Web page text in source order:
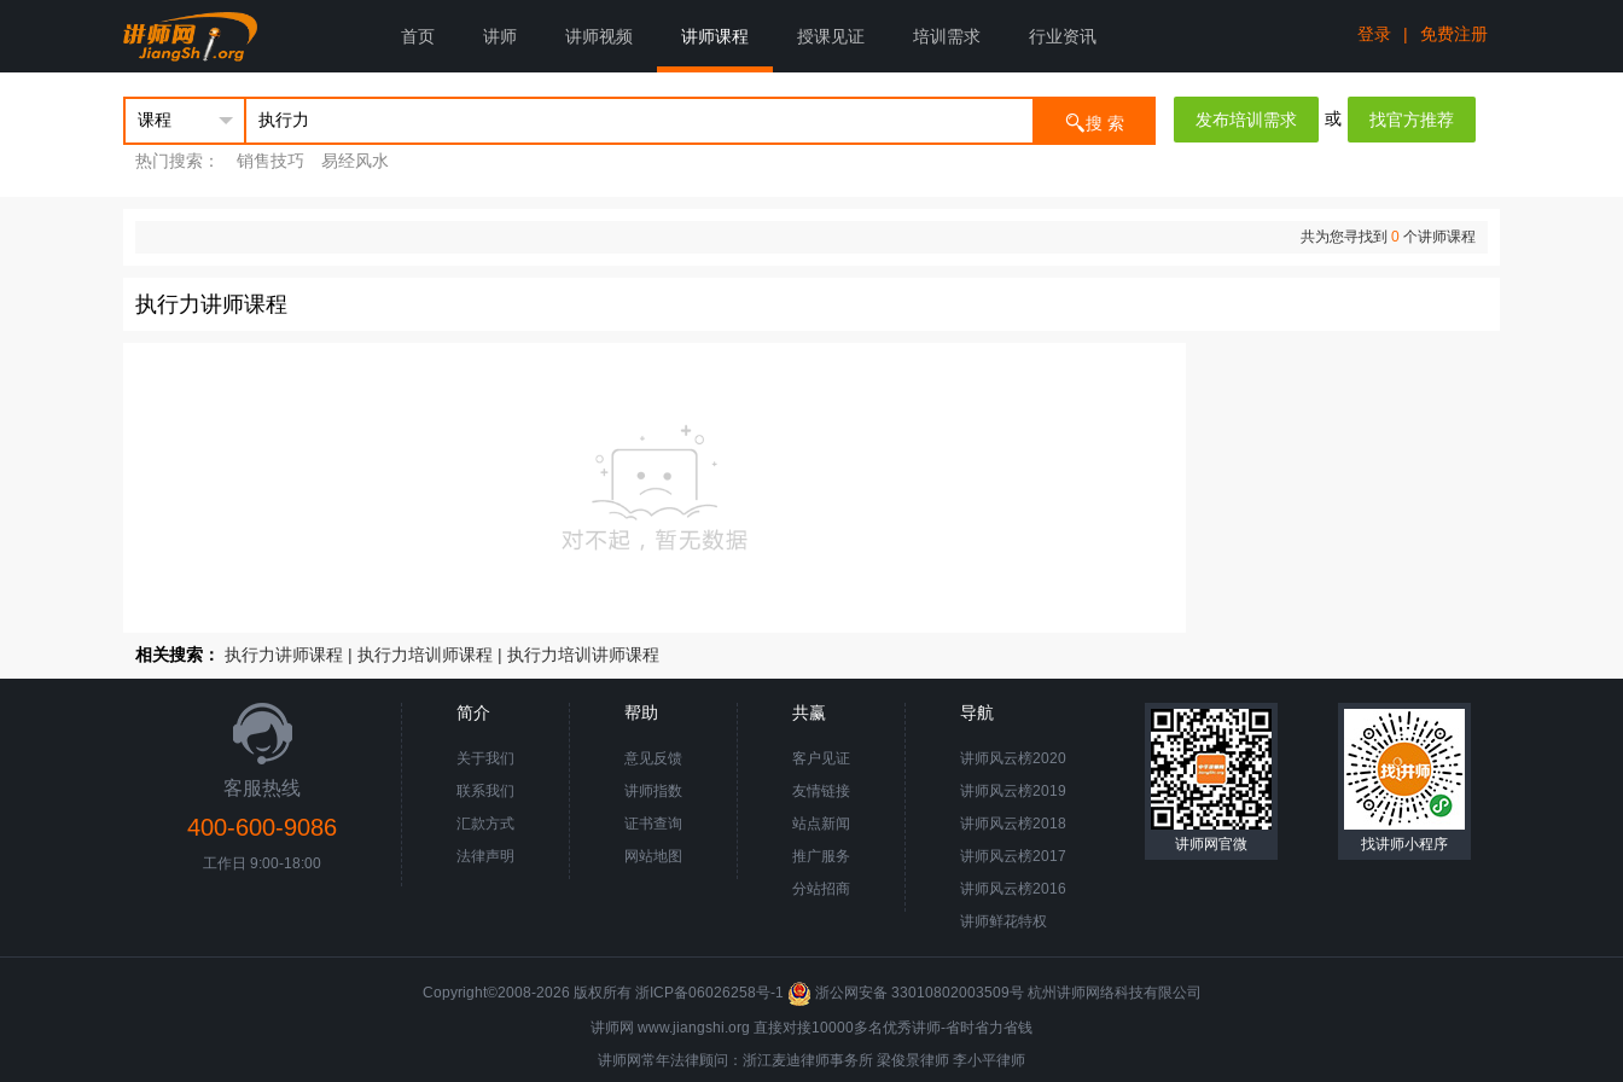
首页 讲师 讲师视频 讲师课程 授课见证 培训需求 行业资讯 登录 | 免费注册
搜 索
热门搜索：
销售技巧 易经风水
发布培训需求 或 找官方推荐
共为您寻找到 0 个讲师课程
执行力讲师课程
相关搜索： 执行力讲师课程 | 执行力培训师课程 | 执行力培训讲师课程
客服热线
400-600-9086
工作日 9:00-18:00
简介
关于我们
联系我们
汇款方式
法律声明
帮助
意见反馈
讲师指数
证书查询
网站地图
共赢
客户见证
友情链接
站点新闻
推广服务
分站招商
导航
讲师风云榜2020
讲师风云榜2019
讲师风云榜2018
讲师风云榜2017
讲师风云榜2016
讲师鲜花特权
讲师网官微 找讲师小程序
Copyright©2008-2026 版权所有 浙ICP备06026258号-1 浙公网安备 33010802003509号 杭州讲师网络科技有限公司
讲师网 www.jiangshi.org 直接对接10000多名优秀讲师-省时省力省钱
讲师网常年法律顾问：浙江麦迪律师事务所 梁俊景律师 李小平律师